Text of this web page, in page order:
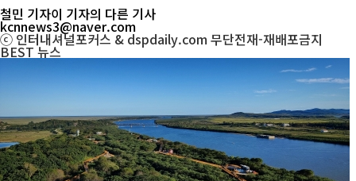
철민 기자이 기자의 다른 기사
kcnnews3@naver.com
ⓒ 인터내셔널포커스 & dspdaily.com 무단전재-재배포금지
BEST뉴스